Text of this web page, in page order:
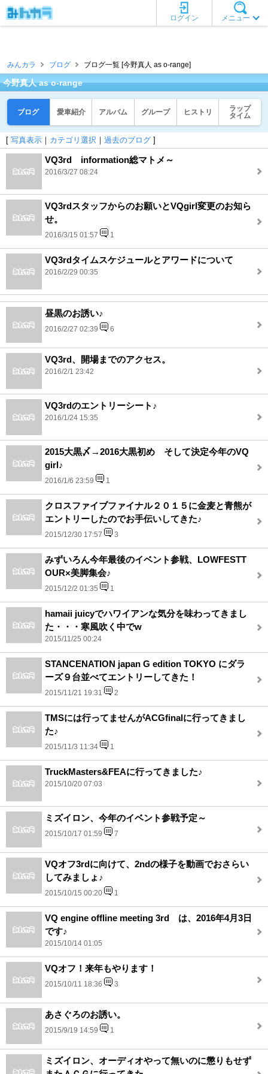
メニュー
ログイン
みんカラ ブログ ブログ一覧 [今野真人 as o-range]
今野真人 as o-range
ブログ 愛車紹介 アルバム グループ ヒストリ
ラップ
タイム
[ 写真表示 ｜ カテゴリ選択 ｜ 過去のブログ ]
VQ3rd information総マトメ～
2016/3/27 08:24
VQ3rdスタッフからのお願いとVQgirl変更のお知ら
せ。
2016/3/15 01:57 1
VQ3rdタイムスケジュールとアワードについて
2016/2/29 00:35
昼黒のお誘い♪
2016/2/27 02:39 6
VQ3rd、開場までのアクセス。
2016/2/1 23:42
VQ3rdのエントリーシート♪
2016/1/24 15:35
2015大黒〆→2016大黒初め そして決定今年のVQ
girl♪
2016/1/6 23:59 1
クロスファイブファイナル２０１５に金麦と青熊が
エントリーしたのでお手伝いしてきた♪
2015/12/30 17:57 3
みずいろん今年最後のイベント参戦、LOWFESTT
OUR×美脚集会♪
2015/12/2 01:35 1
hamaii juicyでハワイアンな気分を味わってきまし
た・・・寒風吹く中でw
2015/11/25 00:24
STANCENATION japan G edition TOKYO にダラ
ーズ９台並べてエントリーしてきた！
2015/11/21 19:31 2
TMSには行ってませんがACGfinalに行ってきまし
た♪
2015/11/3 11:34 1
TruckMasters&FEAに行ってきました♪
2015/10/20 07:03
ミズイロン、今年のイベント参戦予定～
2015/10/17 01:59 7
VQオフ3rdに向けて、2ndの様子を動画でおさらい
してみましょ♪
2015/10/15 00:20 1
VQ engine offline meeting 3rd は、2016年4月3日
です♪
2015/10/14 01:05
VQオフ！来年もやります！
2015/10/11 18:36 3
あさぐろのお誘い。
2015/9/19 14:59 1
ミズイロン、オーディオやって無いのに懲りもせず